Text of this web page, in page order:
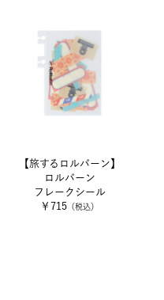
【旅するロルバーン】
ロルバーン
フレークシール
￥715 （税込）